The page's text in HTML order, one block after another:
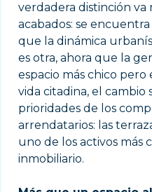
verdadera distinción va
acabados: se
que la dinámica
es otra, ahora que la
espacio más chico
vida citadina, el
prioridades de los
arrendatarios: las
uno de los activos más
inmobiliario.